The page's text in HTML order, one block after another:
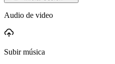
Audio de video
Subir música